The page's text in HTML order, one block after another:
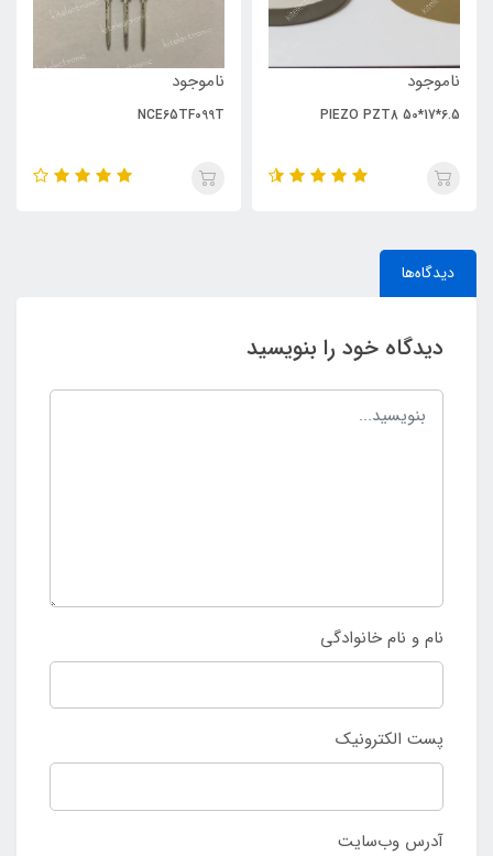
ناموجود
PIEZO PZT8 50*17*6.5
ناموجود
NCE65TF099T
دیدگاه‌ها
دیدگاه خود را بنویسید
نام و نام خانوادگی
پست الکترونیک
آدرس وب‌سایت